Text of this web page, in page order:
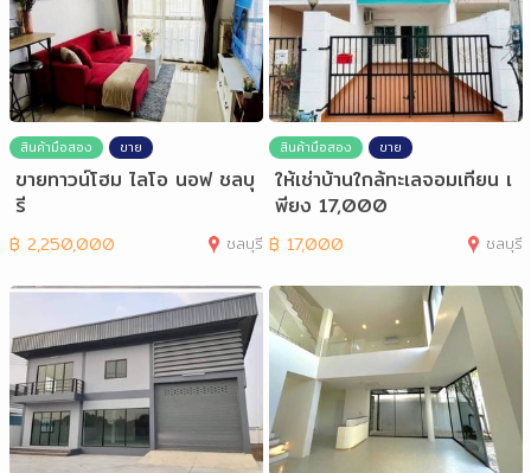
สินค้ามือสอง ขาย
ขายทาวน์โฮม ไลโอ นอฟ ชลบุ
รี
฿ 2,250,000 ชลบุรี
สินค้ามือสอง ขาย
ให้เช่าบ้านใกล้ทะเลจอมเทียน เ
พียง 17,000
฿ 17,000 ชลบุรี